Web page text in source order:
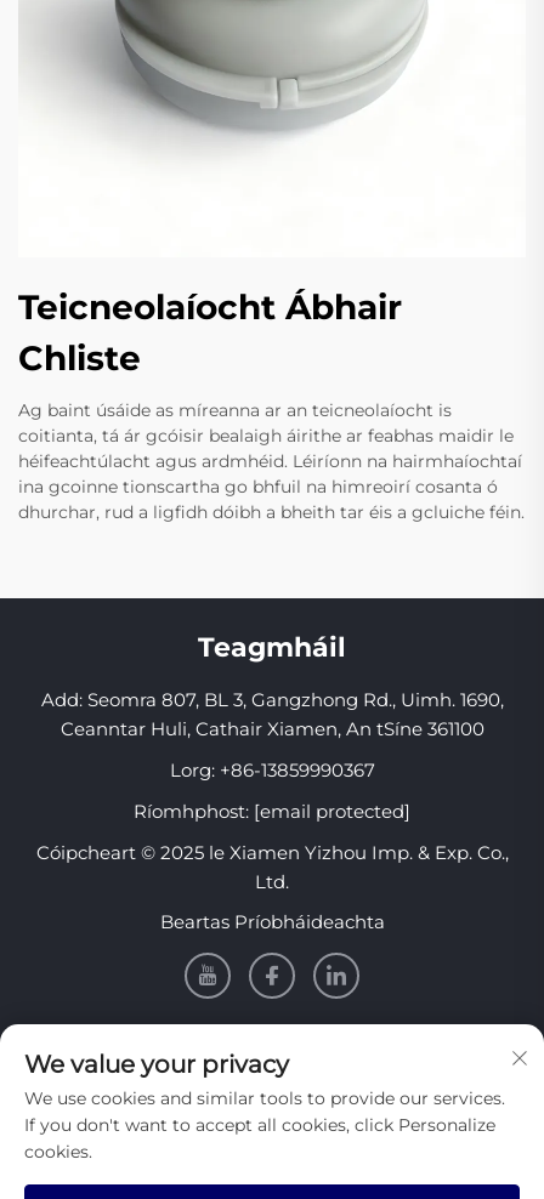
Teicneolaíocht Ábhair
Chliste
Ag baint úsáide as míreanna ar an teicneolaíocht is
coitianta, tá ár gcóisir bealaigh áirithe ar feabhas maidir le
héifeachtúlacht agus ardmhéid. Léiríonn na hairmhaíochtaí
ina gcoinne tionscartha go bhfuil na himreoirí cosanta ó
dhurchar, rud a ligfidh dóibh a bheith tar éis a gcluiche féin.
Teagmháil
Add: Seomra 807, BL 3, Gangzhong Rd., Uimh. 1690,
Ceanntar Huli, Cathair Xiamen, An tSíne 361100
Lorg: +86-13859990367
Ríomhphost: [email protected]
Cóipcheart © 2025 le Xiamen Yizhou Imp. & Exp. Co.,
Ltd.
Beartas Príobháideachta
EOLAS
Cláraigh lenár nuachtlitir sheachtainiúil a fháil
We value your privacy
We use cookies and similar tools to provide our services.
If you don't want to accept all cookies, click Personalize
cookies.